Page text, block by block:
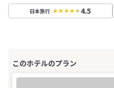
日本旅行 4.5